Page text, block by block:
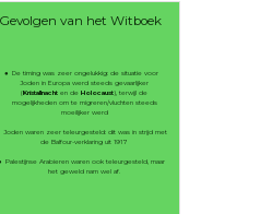
Gevolgen van het Witboek
De timing was zeer ongelukkig: de situatie voor
Joden in Europa werd steeds gevaarlijker
(Kristallnacht en deHolocaust), terwijl de
mogelijkheden om te migreren/vluchten steeds
moeilijker werd
Joden waren zeer teleurgesteld: dit was in strijd met
de Balfour-verklaring uit 1917
Palestijnse Arabieren waren ook teleurgesteld, maar
het geweld nam wel af.